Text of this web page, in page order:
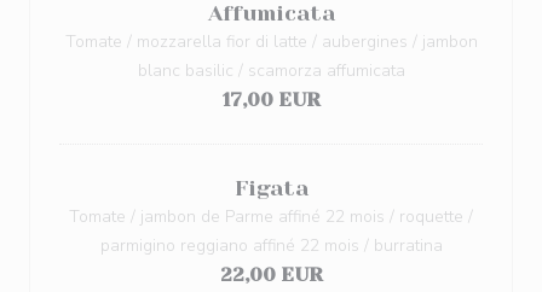
Affumicata
Tomate / mozzarella fior di latte / aubergines / jambon
blanc basilic / scamorza affumicata
17,00 EUR
Figata
Tomate / jambon de Parme affiné 22 mois / roquette /
parmigino reggiano affiné 22 mois / burratina
22,00 EUR